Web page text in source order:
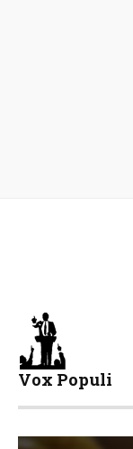
Vox Populi